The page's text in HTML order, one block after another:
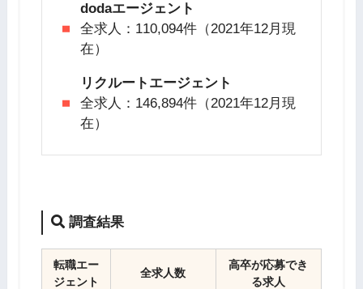
dodaエージェント
全求人：110,094件（2021年12月現
在）
リクルートエージェント
全求人：146,894件（2021年12月現
在）
調査結果
転職エー
ジェント
全求人数
高卒が応募でき
る求人